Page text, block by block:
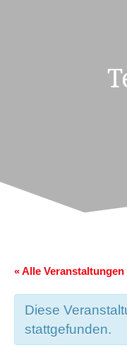
« Alle Veranstaltungen
Diese
stattgefunden.